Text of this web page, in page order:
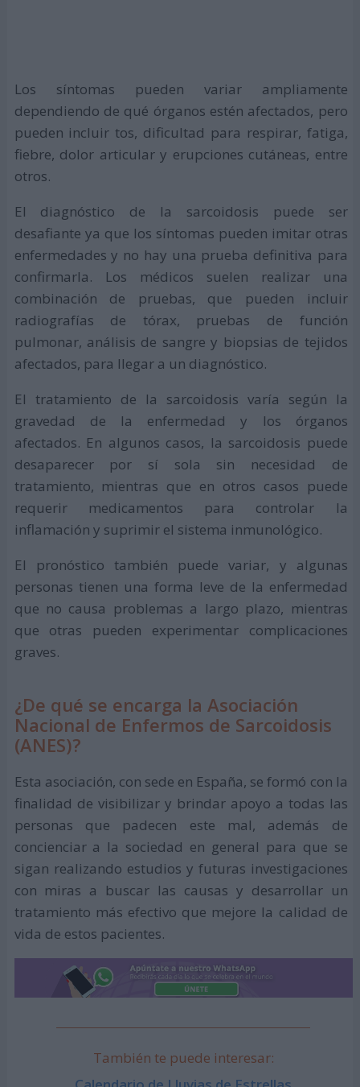
Los síntomas pueden variar ampliamente
dependiendo de qué órganos estén afectados, pero
pueden incluir tos, dificultad para respirar, fatiga,
fiebre, dolor articular y erupciones cutáneas, entre
otros.
El diagnóstico de la sarcoidosis puede ser
desafiante ya que los síntomas pueden imitar otras
enfermedades y no hay una prueba definitiva para
confirmarla. Los médicos suelen realizar una
combinación de pruebas, que pueden incluir
radiografías de tórax, pruebas de función
pulmonar, análisis de sangre y biopsias de tejidos
afectados, para llegar a un diagnóstico.
El tratamiento de la sarcoidosis varía según la
gravedad de la enfermedad y los órganos
afectados. En algunos casos, la sarcoidosis puede
desaparecer por sí sola sin necesidad de
tratamiento, mientras que en otros casos puede
requerir medicamentos para controlar la
inflamación y suprimir el sistema inmunológico.
El pronóstico también puede variar, y algunas
personas tienen una forma leve de la enfermedad
que no causa problemas a largo plazo, mientras
que otras pueden experimentar complicaciones
graves.
¿De qué se encarga la Asociación
Nacional de Enfermos de Sarcoidosis
(ANES)?
Esta asociación, con sede en España, se formó con la
finalidad de visibilizar y brindar apoyo a todas las
personas que padecen este mal, además de
concienciar a la sociedad en general para que se
sigan realizando estudios y futuras investigaciones
con miras a buscar las causas y desarrollar un
tratamiento más efectivo que mejore la calidad de
vida de estos pacientes.
También te puede interesar: